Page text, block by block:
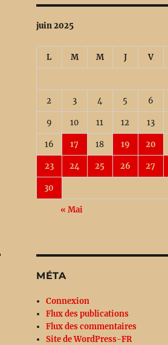
juin 2025
L M M J V
2 3 4 5 6
9 10 11 12 13
16 17 18 19 20
23 24 25 26 27
30
« Mai
MÉTA
Connexion
Flux des publications
Flux des commentaires
Site de WordPress-FR